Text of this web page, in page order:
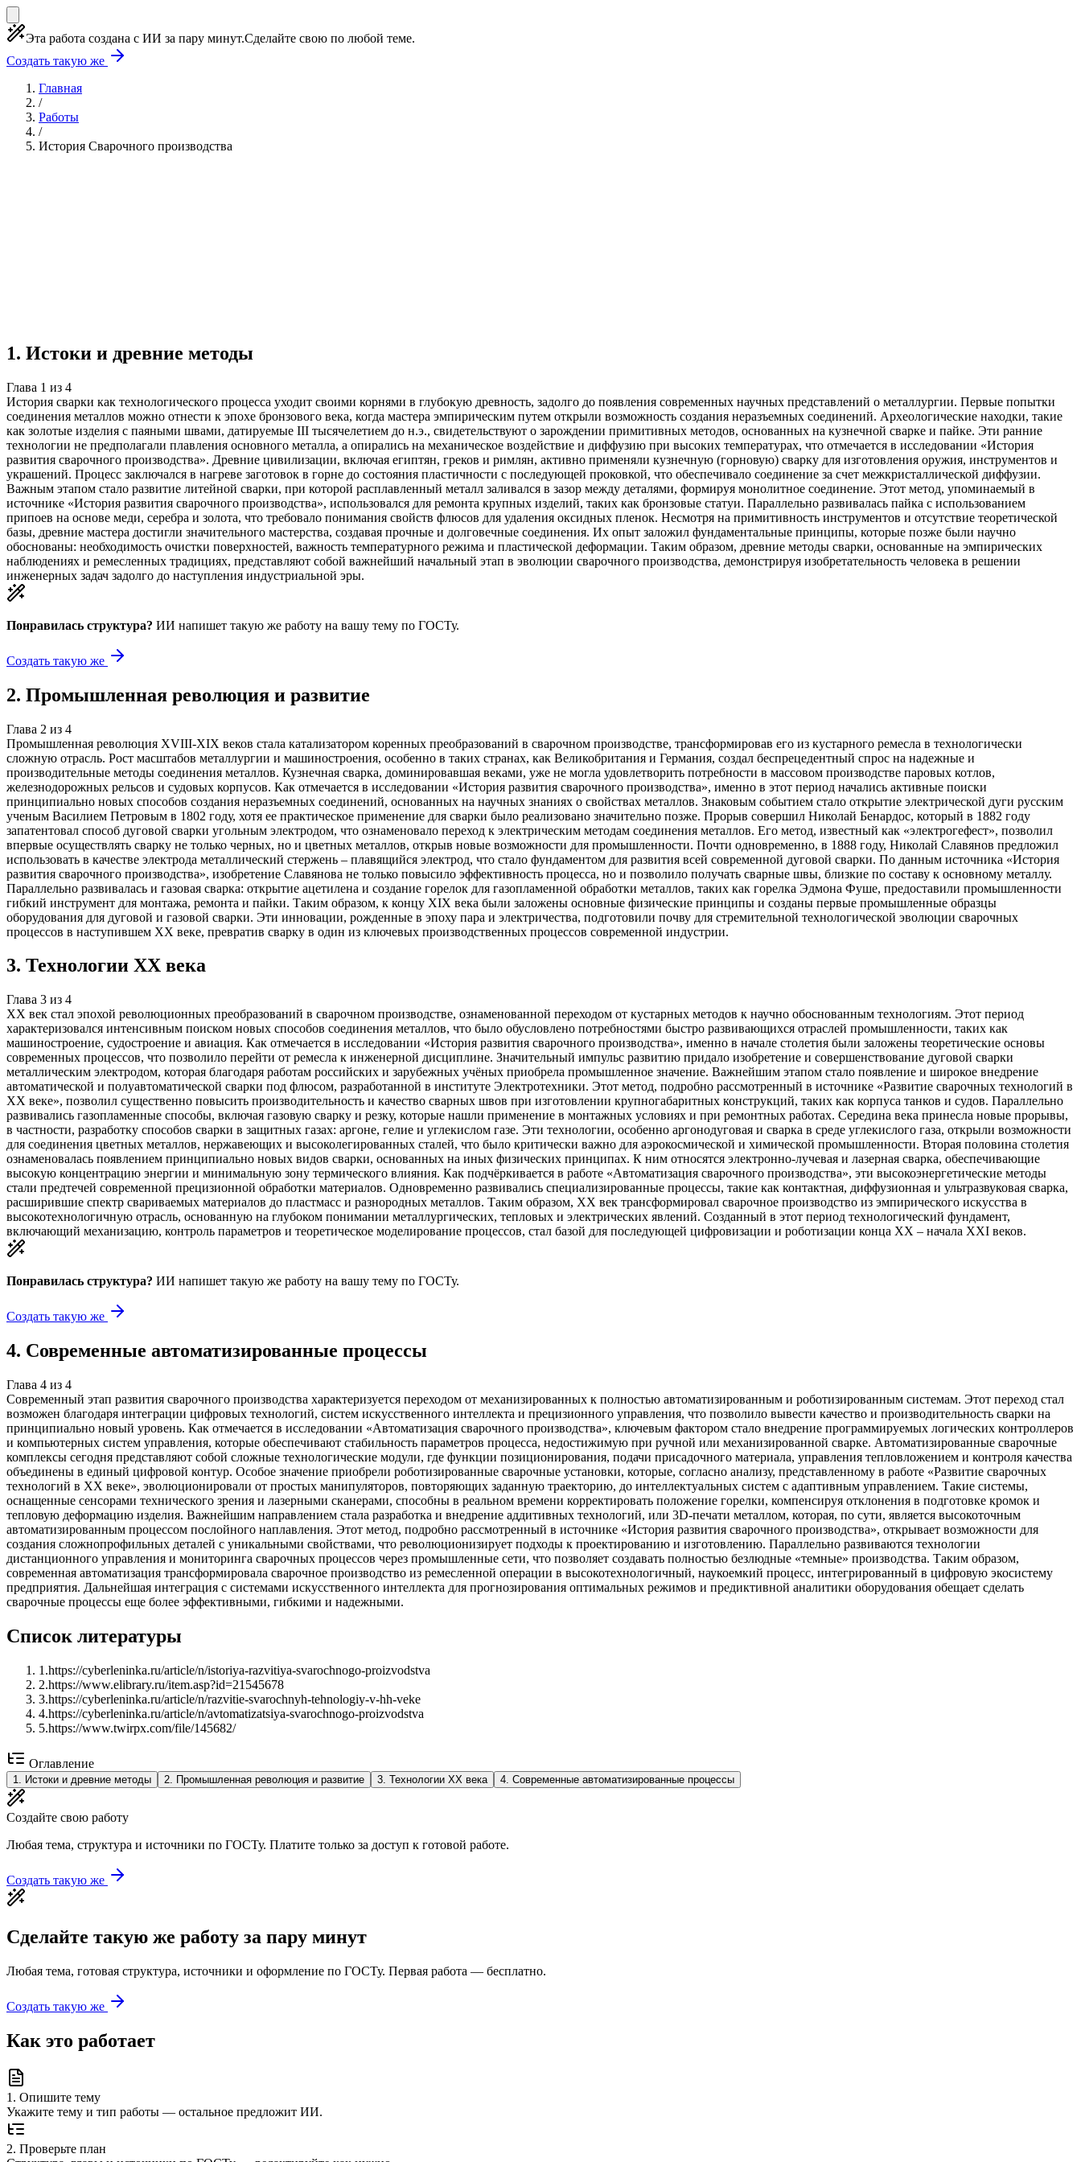
Эта работа создана с ИИ за пару минут.Сделайте свою по любой теме.
Создать такую же
Главная
/
Работы
/
История Сварочного производства
1. Истоки и древние методы
Глава 1 из 4
История сварки как технологического процесса уходит своими корнями в глубокую древность, задолго до появления современных научных представлений о металлургии. Первые попытки
соединения металлов можно отнести к эпохе бронзового века, когда мастера эмпирическим путем открыли возможность создания неразъемных соединений. Археологические находки, такие
как золотые изделия с паяными швами, датируемые III тысячелетием до н.э., свидетельствуют о зарождении примитивных методов, основанных на кузнечной сварке и пайке. Эти ранние
технологии не предполагали плавления основного металла, а опирались на механическое воздействие и диффузию при высоких температурах, что отмечается в исследовании «История
развития сварочного производства». Древние цивилизации, включая египтян, греков и римлян, активно применяли кузнечную (горновую) сварку для изготовления оружия, инструментов и
украшений. Процесс заключался в нагреве заготовок в горне до состояния пластичности с последующей проковкой, что обеспечивало соединение за счет межкристаллической диффузии.
Важным этапом стало развитие литейной сварки, при которой расплавленный металл заливался в зазор между деталями, формируя монолитное соединение. Этот метод, упоминаемый в
источнике «История развития сварочного производства», использовался для ремонта крупных изделий, таких как бронзовые статуи. Параллельно развивалась пайка с использованием
припоев на основе меди, серебра и золота, что требовало понимания свойств флюсов для удаления оксидных пленок. Несмотря на примитивность инструментов и отсутствие теоретической
базы, древние мастера достигли значительного мастерства, создавая прочные и долговечные соединения. Их опыт заложил фундаментальные принципы, которые позже были научно
обоснованы: необходимость очистки поверхностей, важность температурного режима и пластической деформации. Таким образом, древние методы сварки, основанные на эмпирических
наблюдениях и ремесленных традициях, представляют собой важнейший начальный этап в эволюции сварочного производства, демонстрируя изобретательность человека в решении
инженерных задач задолго до наступления индустриальной эры.
Понравилась структура? ИИ напишет такую же работу на вашу тему по ГОСТу.
Создать такую же
2. Промышленная революция и развитие
Глава 2 из 4
Промышленная революция XVIII-XIX веков стала катализатором коренных преобразований в сварочном производстве, трансформировав его из кустарного ремесла в технологически
сложную отрасль. Рост масштабов металлургии и машиностроения, особенно в таких странах, как Великобритания и Германия, создал беспрецедентный спрос на надежные и
производительные методы соединения металлов. Кузнечная сварка, доминировавшая веками, уже не могла удовлетворить потребности в массовом производстве паровых котлов,
железнодорожных рельсов и судовых корпусов. Как отмечается в исследовании «История развития сварочного производства», именно в этот период начались активные поиски
принципиально новых способов создания неразъемных соединений, основанных на научных знаниях о свойствах металлов. Знаковым событием стало открытие электрической дуги русским
ученым Василием Петровым в 1802 году, хотя ее практическое применение для сварки было реализовано значительно позже. Прорыв совершил Николай Бенардос, который в 1882 году
запатентовал способ дуговой сварки угольным электродом, что ознаменовало переход к электрическим методам соединения металлов. Его метод, известный как «электрогефест», позволил
впервые осуществлять сварку не только черных, но и цветных металлов, открыв новые возможности для промышленности. Почти одновременно, в 1888 году, Николай Славянов предложил
использовать в качестве электрода металлический стержень – плавящийся электрод, что стало фундаментом для развития всей современной дуговой сварки. По данным источника «История
развития сварочного производства», изобретение Славянова не только повысило эффективность процесса, но и позволило получать сварные швы, близкие по составу к основному металлу.
Параллельно развивалась и газовая сварка: открытие ацетилена и создание горелок для газопламенной обработки металлов, таких как горелка Эдмона Фуше, предоставили промышленности
гибкий инструмент для монтажа, ремонта и пайки. Таким образом, к концу XIX века были заложены основные физические принципы и созданы первые промышленные образцы
оборудования для дуговой и газовой сварки. Эти инновации, рожденные в эпоху пара и электричества, подготовили почву для стремительной технологической эволюции сварочных
процессов в наступившем XX веке, превратив сварку в один из ключевых производственных процессов современной индустрии.
3. Технологии XX века
Глава 3 из 4
XX век стал эпохой революционных преобразований в сварочном производстве, ознаменованной переходом от кустарных методов к научно обоснованным технологиям. Этот период
характеризовался интенсивным поиском новых способов соединения металлов, что было обусловлено потребностями быстро развивающихся отраслей промышленности, таких как
машиностроение, судостроение и авиация. Как отмечается в исследовании «История развития сварочного производства», именно в начале столетия были заложены теоретические основы
современных процессов, что позволило перейти от ремесла к инженерной дисциплине. Значительный импульс развитию придало изобретение и совершенствование дуговой сварки
металлическим электродом, которая благодаря работам российских и зарубежных учёных приобрела промышленное значение. Важнейшим этапом стало появление и широкое внедрение
автоматической и полуавтоматической сварки под флюсом, разработанной в институте Электротехники. Этот метод, подробно рассмотренный в источнике «Развитие сварочных технологий в
XX веке», позволил существенно повысить производительность и качество сварных швов при изготовлении крупногабаритных конструкций, таких как корпуса танков и судов. Параллельно
развивались газопламенные способы, включая газовую сварку и резку, которые нашли применение в монтажных условиях и при ремонтных работах. Середина века принесла новые прорывы,
в частности, разработку способов сварки в защитных газах: аргоне, гелие и углекислом газе. Эти технологии, особенно аргонодуговая и сварка в среде углекислого газа, открыли возможности
для соединения цветных металлов, нержавеющих и высоколегированных сталей, что было критически важно для аэрокосмической и химической промышленности. Вторая половина столетия
ознаменовалась появлением принципиально новых видов сварки, основанных на иных физических принципах. К ним относятся электронно-лучевая и лазерная сварка, обеспечивающие
высокую концентрацию энергии и минимальную зону термического влияния. Как подчёркивается в работе «Автоматизация сварочного производства», эти высокоэнергетические методы
стали предтечей современной прецизионной обработки материалов. Одновременно развивались специализированные процессы, такие как контактная, диффузионная и ультразвуковая сварка,
расширившие спектр свариваемых материалов до пластмасс и разнородных металлов. Таким образом, XX век трансформировал сварочное производство из эмпирического искусства в
высокотехнологичную отрасль, основанную на глубоком понимании металлургических, тепловых и электрических явлений. Созданный в этот период технологический фундамент,
включающий механизацию, контроль параметров и теоретическое моделирование процессов, стал базой для последующей цифровизации и роботизации конца XX – начала XXI веков.
Понравилась структура? ИИ напишет такую же работу на вашу тему по ГОСТу.
Создать такую же
4. Современные автоматизированные процессы
Глава 4 из 4
Современный этап развития сварочного производства характеризуется переходом от механизированных к полностью автоматизированным и роботизированным системам. Этот переход стал
возможен благодаря интеграции цифровых технологий, систем искусственного интеллекта и прецизионного управления, что позволило вывести качество и производительность сварки на
принципиально новый уровень. Как отмечается в исследовании «Автоматизация сварочного производства», ключевым фактором стало внедрение программируемых логических контроллеров
и компьютерных систем управления, которые обеспечивают стабильность параметров процесса, недостижимую при ручной или механизированной сварке. Автоматизированные сварочные
комплексы сегодня представляют собой сложные технологические модули, где функции позиционирования, подачи присадочного материала, управления тепловложением и контроля качества
объединены в единый цифровой контур. Особое значение приобрели роботизированные сварочные установки, которые, согласно анализу, представленному в работе «Развитие сварочных
технологий в XX веке», эволюционировали от простых манипуляторов, повторяющих заданную траекторию, до интеллектуальных систем с адаптивным управлением. Такие системы,
оснащенные сенсорами технического зрения и лазерными сканерами, способны в реальном времени корректировать положение горелки, компенсируя отклонения в подготовке кромок и
тепловую деформацию изделия. Важнейшим направлением стала разработка и внедрение аддитивных технологий, или 3D-печати металлом, которая, по сути, является высокоточным
автоматизированным процессом послойного наплавления. Этот метод, подробно рассмотренный в источнике «История развития сварочного производства», открывает возможности для
создания сложнопрофильных деталей с уникальными свойствами, что революционизирует подходы к проектированию и изготовлению. Параллельно развиваются технологии
дистанционного управления и мониторинга сварочных процессов через промышленные сети, что позволяет создавать полностью безлюдные «темные» производства. Таким образом,
современная автоматизация трансформировала сварочное производство из ремесленной операции в высокотехнологичный, наукоемкий процесс, интегрированный в цифровую экосистему
предприятия. Дальнейшая интеграция с системами искусственного интеллекта для прогнозирования оптимальных режимов и предиктивной аналитики оборудования обещает сделать
сварочные процессы еще более эффективными, гибкими и надежными.
Список литературы
1 .https://cyberleninka.ru/article/n/istoriya-razvitiya-svarochnogo-proizvodstva
2.https://www.elibrary.ru/item.asp?id=21545678
3.https://cyberleninka.ru/article/n/razvitie-svarochnyh-tehnologiy-v-hh-veke
4.https://cyberleninka.ru/article/n/avtomatizatsiya-svarochnogo-proizvodstva
5.https://www.twirpx.com/file/145682/
Оглавление
1 Истоки и древние методы 2 Промышленная революция и развитие 3 Технологии XX века 4 Современные автоматизированные процессы
Создайте свою работу
Любая тема, структура и источники по ГОСТу. Платите только за доступ к готовой работе.
Создать такую же
Сделайте такую же работу за пару минут
Любая тема, готовая структура, источники и оформление по ГОСТу. Первая работа — бесплатно.
Создать такую же
Как это работает
1 . Опишите тему
Укажите тему и тип работы — остальное предложит ИИ.
2. Проверьте план